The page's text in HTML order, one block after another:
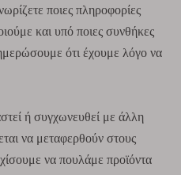
ποιες πληροφορίες
και υπό ποιες συνθήκες
ότι έχουμε λόγο να
ή συγχωνευθεί με άλλη
να μεταφερθούν στους
να πουλάμε προϊόντα